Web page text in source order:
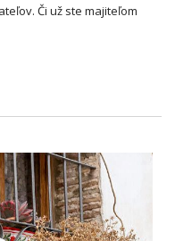
Či už ste majiteľom
a kedykoľvek! V